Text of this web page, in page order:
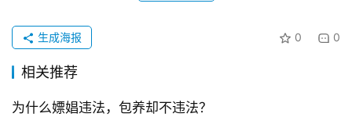
0 0
生成海报
相关推荐
为什么嫖娼违法，包养却不违法？